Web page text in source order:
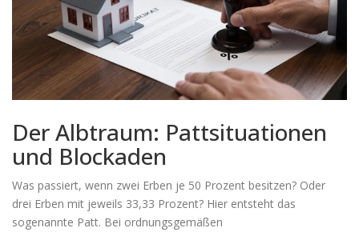
Der Albtraum: Pattsituationen
und Blockaden
Was passiert, wenn zwei Erben je 50 Prozent besitzen? Oder
drei Erben mit jeweils 33,33 Prozent? Hier entsteht das
sogenannte Patt. Bei ordnungsgemäßen